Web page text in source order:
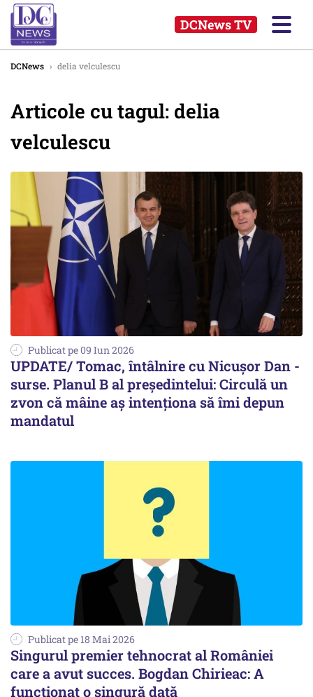
DCNews TV
DCNews › delia velculescu
Articole cu tagul: delia
velculescu
Publicat pe 09 Iun 2026
UPDATE/ Tomac, întâlnire cu Nicușor Dan -
surse. Planul B al președintelui: Circulă un
zvon că mâine aș intenționa să îmi depun
mandatul
Publicat pe 18 Mai 2026
Singurul premier tehnocrat al României
care a avut succes. Bogdan Chirieac: A
funcționat o singură dată